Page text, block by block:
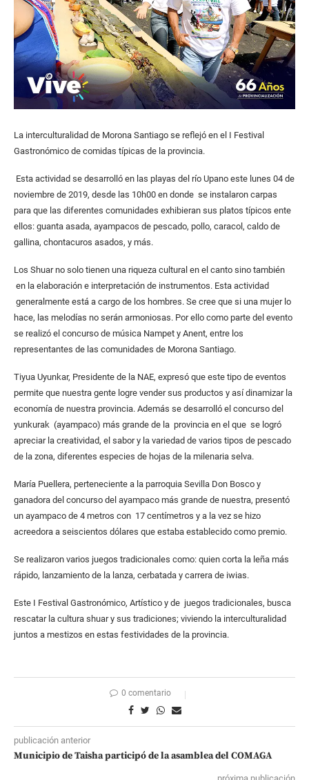
La interculturalidad de Morona Santiago se reflejó en el I Festival
Gastronómico de comidas típicas de la provincia.
Esta actividad se desarrolló en las playas del río Upano este lunes 04 de
noviembre de 2019, desde las 10h00 en donde se instalaron carpas
para que las diferentes comunidades exhibieran sus platos típicos ente
ellos: guanta asada, ayampacos de pescado, pollo, caracol, caldo de
gallina, chontacuros asados, y más.
Los Shuar no solo tienen una riqueza cultural en el canto sino también
en la elaboración e interpretación de instrumentos. Esta actividad
generalmente está a cargo de los hombres. Se cree que si una mujer lo
hace, las melodías no serán armoniosas. Por ello como parte del evento
se realizó el concurso de música Nampet y Anent, entre los
representantes de las comunidades de Morona Santiago.
Tiyua Uyunkar, Presidente de la NAE, expresó que este tipo de eventos
permite que nuestra gente logre vender sus productos y así dinamizar la
economía de nuestra provincia. Además se desarrolló el concurso del
yunkurak (ayampaco) más grande de la provincia en el que se logró
apreciar la creatividad, el sabor y la variedad de varios tipos de pescado
de la zona, diferentes especies de hojas de la milenaria selva.
María Puellera, perteneciente a la parroquia Sevilla Don Bosco y
ganadora del concurso del ayampaco más grande de nuestra, presentó
un ayampaco de 4 metros con 17 centímetros y a la vez se hizo
acreedora a seiscientos dólares que estaba establecido como premio.
Se realizaron varios juegos tradicionales como: quien corta la leña más
rápido, lanzamiento de la lanza, cerbatada y carrera de iwias.
Este I Festival Gastronómico, Artístico y de juegos tradicionales, busca
rescatar la cultura shuar y sus tradiciones; viviendo la interculturalidad
juntos a mestizos en estas festividades de la provincia.
0 comentario
publicación anterior
Municipio de Taisha participó de la asamblea del COMAGA